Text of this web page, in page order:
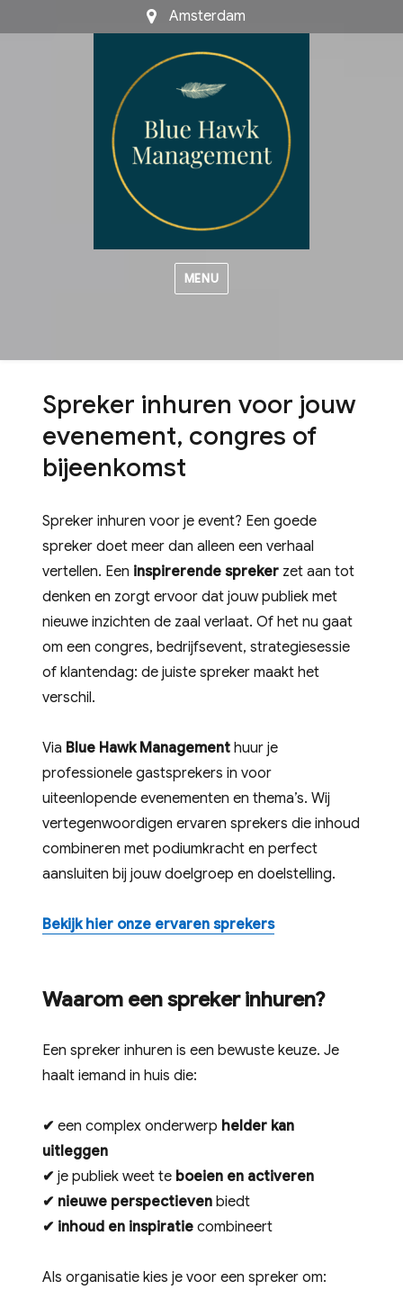
Amsterdam
MENU
Spreker inhuren voor jouw
evenement, congres of
bijeenkomst
Spreker inhuren voor je event? Een goede
spreker doet meer dan alleen een verhaal
vertellen. Een inspirerende spreker zet aan tot
denken en zorgt ervoor dat jouw publiek met
nieuwe inzichten de zaal verlaat. Of het nu gaat
om een congres, bedrijfsevent, strategiesessie
of klantendag: de juiste spreker maakt het
verschil.
Via Blue Hawk Management huur je
professionele gastsprekers in voor
uiteenlopende evenementen en thema’s. Wij
vertegenwoordigen ervaren sprekers die inhoud
combineren met podiumkracht en perfect
aansluiten bij jouw doelgroep en doelstelling.
Bekijk hier onze ervaren sprekers
Waarom een spreker inhuren?
Een spreker inhuren is een bewuste keuze. Je
haalt iemand in huis die:
✔ een complex onderwerp helder kan
uitleggen
✔ je publiek weet te boeien en activeren
✔ nieuwe perspectieven biedt
✔ inhoud en inspiratie combineert
Als organisatie kies je voor een spreker om: